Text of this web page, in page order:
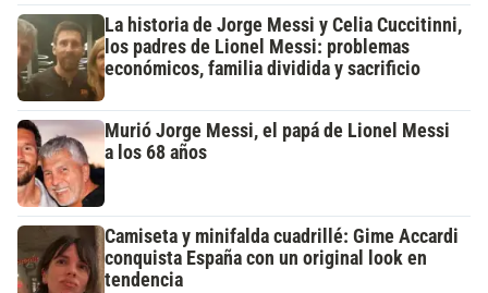
La historia de Jorge Messi y Celia Cuccitinni,
los padres de Lionel Messi: problemas
económicos, familia dividida y sacrificio
Murió Jorge Messi, el papá de Lionel Messi
a los 68 años
Camiseta y minifalda cuadrillé: Gime Accardi
conquista España con un original look en
tendencia